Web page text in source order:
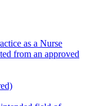
as a Nurse
from an approved